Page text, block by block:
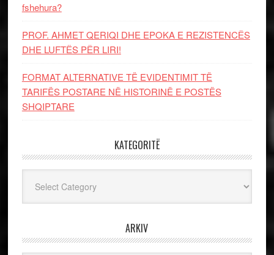
fshehura?
PROF. AHMET QERIQI DHE EPOKA E REZISTENCЁS
DHE LUFTЁS PЁR LIRI!
FORMAT ALTERNATIVE TË EVIDENTIMIT TË
TARIFËS POSTARE NË HISTORINË E POSTËS
SHQIPTARE
KATEGORITË
ARKIV